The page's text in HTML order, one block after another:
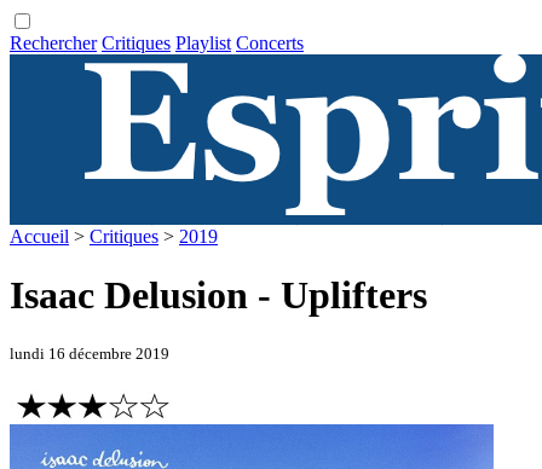
Rechercher Critiques Playlist Concerts
Accueil > Critiques > 2019
Isaac Delusion - Uplifters
lundi 16 décembre 2019